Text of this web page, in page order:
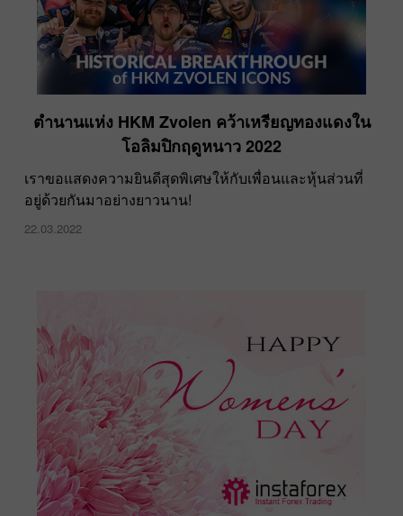
ตำนานแห่ง HKM Zvolen คว้าเหรียญทองแดงใน
โอลิมปิกฤดูหนาว 2022
เราขอแสดงความยินดีสุดพิเศษให้กับเพื่อนและหุ้นส่วนที่
อยู่ด้วยกันมาอย่างยาวนาน!
22.03.2022